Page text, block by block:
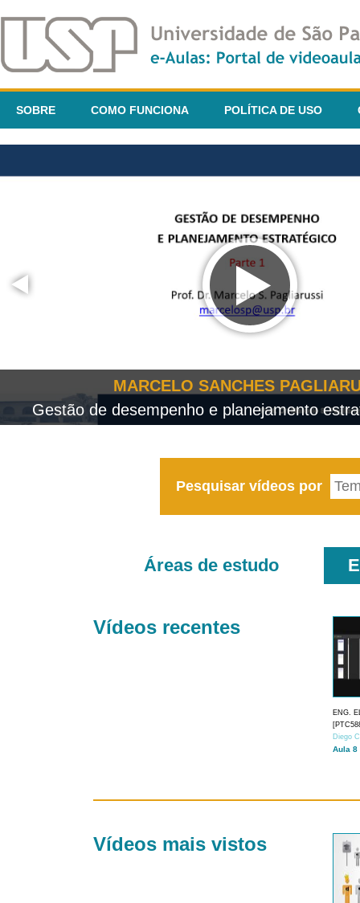
SOBRE COMO FUNCIONA POLÍTICA DE USO
MARCELO SANCHES
Gestão de desempenho e planejamento
Pesquisar vídeos por
Áreas de estudo
Vídeos recentes
ENG.
Diego
Aula 8
Vídeos mais vistos